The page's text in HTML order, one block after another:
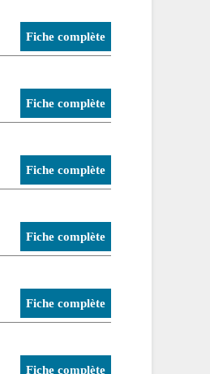
Fiche complète
Fiche complète
Fiche complète
Fiche complète
Fiche complète
Fiche complète